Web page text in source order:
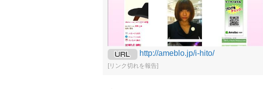
http://ameblo.jp/i-hito/
[リンク切れを報告]